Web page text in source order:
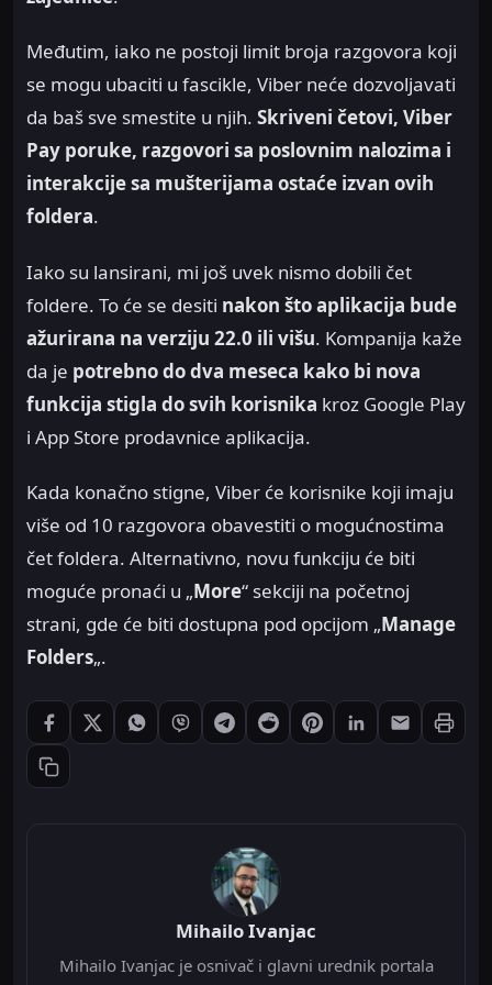
Međutim, iako ne postoji limit broja razgovora koji
se mogu ubaciti u fascikle, Viber neće dozvoljavati
da baš sve smestite u njih. Skriveni četovi, Viber
Pay poruke, razgovori sa poslovnim nalozima i
interakcije sa mušterijama ostaće izvan ovih
foldera.
Iako su lansirani, mi još uvek nismo dobili čet
foldere. To će se desiti nakon što aplikacija bude
ažurirana na verziju 22.0 ili višu. Kompanija kaže
da je potrebno do dva meseca kako bi nova
funkcija stigla do svih korisnika kroz Google Play
i App Store prodavnice aplikacija.
Kada konačno stigne, Viber će korisnike koji imaju
više od 10 razgovora obavestiti o mogućnostima
čet foldera. Alternativno, novu funkciju će biti
moguće pronaći u „More“ sekciji na početnoj
strani, gde će biti dostupna pod opcijom „Manage
Folders„.
Podeli: Facebook
Podeli: XPodeli: WhatsApp
Podeli: Viber
Podeli: Telegram
Podeli: Reddit
Podeli: Pinterest
Podeli: LinkedIn
Podeli:
Kopiraj link
Mihailo Ivanjac
Mihailo Ivanjac je osnivač i glavni urednik portala